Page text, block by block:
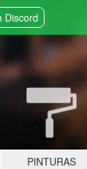
Discord
PINTURAS